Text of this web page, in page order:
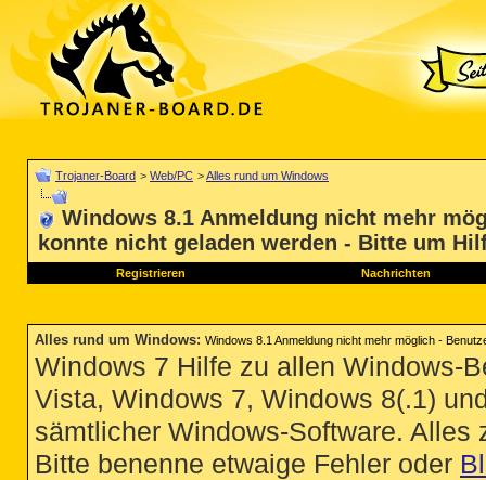
Trojaner-Board > Web/PC >Alles rund um Windows
Windows 8.1 Anmeldung nicht mehr
konnte nicht geladen werden - Bitte um
Registrieren Nachrichten
Alles rund um Windows: Windows 8.1 Anmeldung nicht mehr möglich -
Windows 7 Hilfe zu allen Windows-
Vista, Windows 7, Windows 8(.1)
sämtlicher Windows-Software.
Bitte benenne etwaige Fehler oder